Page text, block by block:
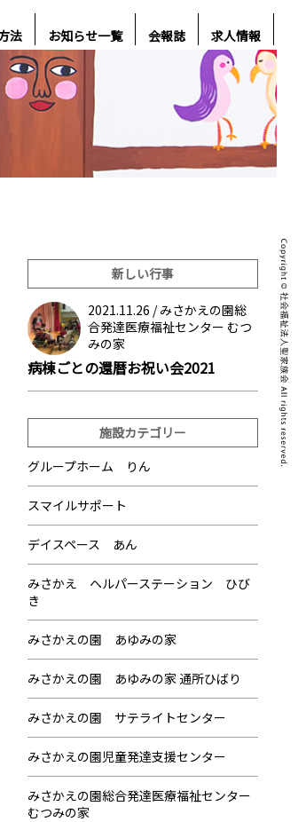
法 お知らせ一覧 会報誌 求人情報
新しい行事
2021.11.26 /みさかえの園総
合発達医療福祉センター むつ
みの家
病棟ごとの還暦お祝い会2021
施設カテゴリー
グループホーム りん
スマイルサポート
デイスペース あん
みさかえ ヘルパーステーション ひび
き
みさかえの園 あゆみの家
みさかえの園 あゆみの家 通所ひばり
みさかえの園 サテライトセンター
みさかえの園児童発達支援センター
みさかえの園総合発達医療福祉センター
むつみの家